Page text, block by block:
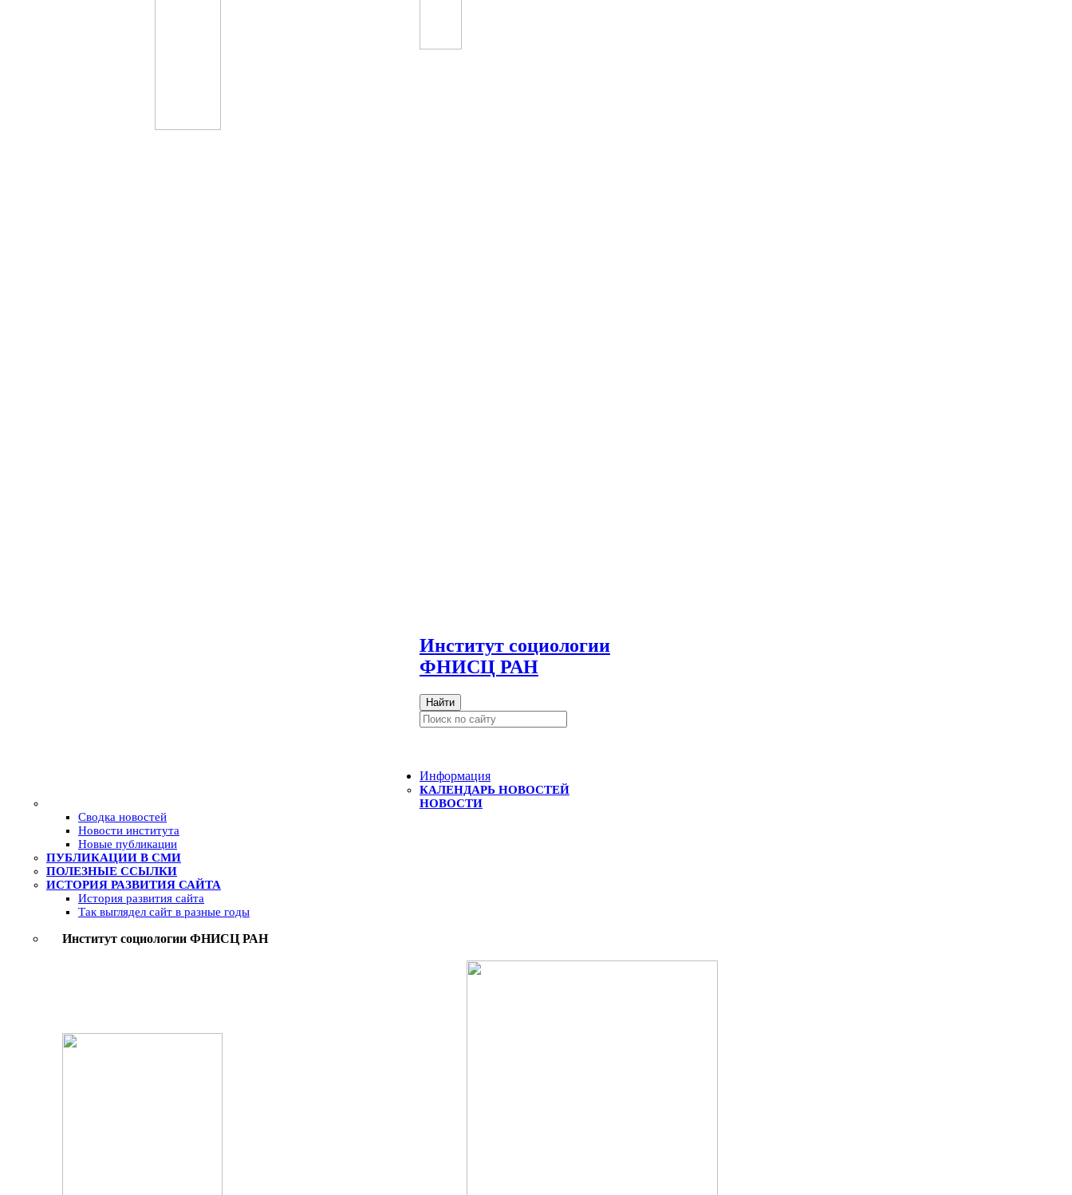
Институт социологии
ФНИСЦ РАН
Найти
Информация
КАЛЕНДАРЬ НОВОСТЕЙ
НОВОСТИ
Сводка новостей
Новости института
Новые публикации
ПУБЛИКАЦИИ В СМИ
ПОЛЕЗНЫЕ ССЫЛКИ
ИСТОРИЯ РАЗВИТИЯ САЙТА
История развития сайта
Так выглядел сайт в разные годы
Институт социологии ФНИСЦ РАН